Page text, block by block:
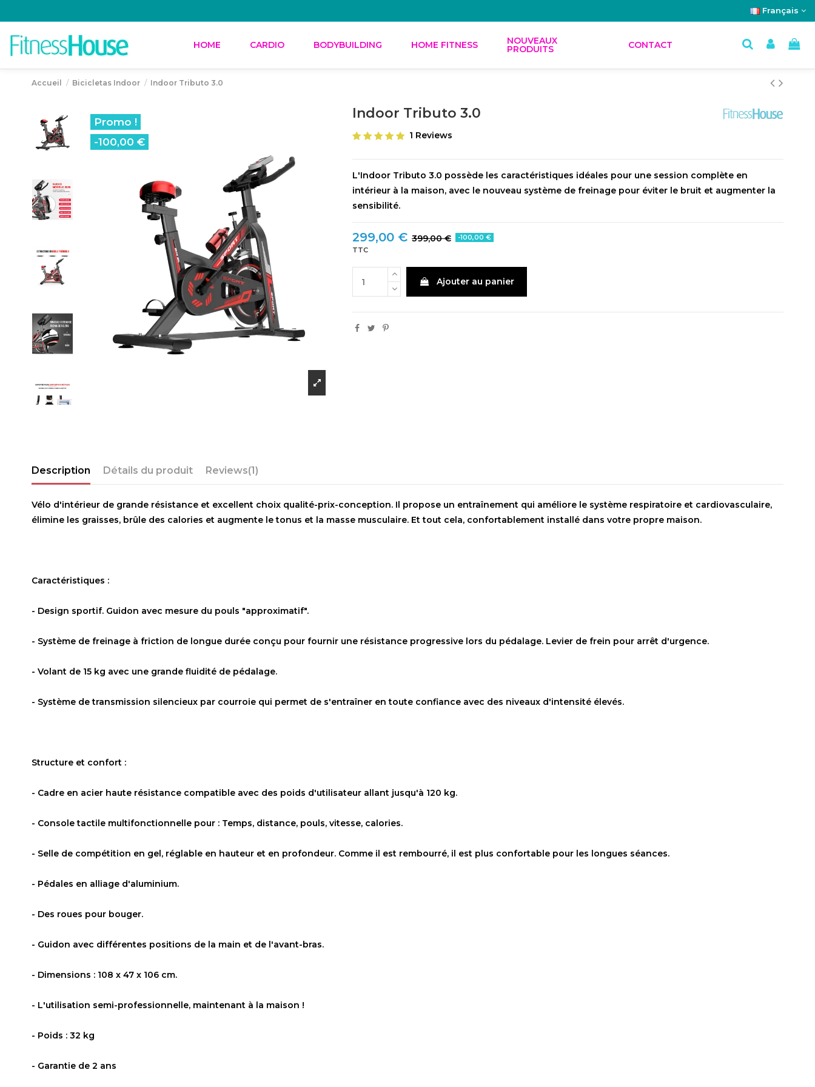
Français
HOME CARDIO BODYBUILDING HOME FITNESS NOUVEAUX
PRODUITS CONTACT
Accueil Bicicletas Indoor Indoor Tributo 3.0
Promo !
-100,00 €
Indoor Tributo 3.0
1 Reviews
L'Indoor Tributo 3.0 possède les caractéristiques idéales pour une session complète en
intérieur à la maison, avec le nouveau système de freinage pour éviter le bruit et augmenter la
sensibilité.
299,00 € 399,00 € -100,00 €
TTC
Ajouter au panier
Description Détails du produit Reviews(1)
Vélo d'intérieur de grande résistance et excellent choix qualité-prix-conception. Il propose un entraînement qui améliore le système respiratoire et cardiovasculaire,
élimine les graisses, brûle des calories et augmente le tonus et la masse musculaire. Et tout cela, confortablement installé dans votre propre maison.
Caractéristiques :
- Design sportif. Guidon avec mesure du pouls "approximatif".
- Système de freinage à friction de longue durée conçu pour fournir une résistance progressive lors du pédalage. Levier de frein pour arrêt d'urgence.
- Volant de 15 kg avec une grande fluidité de pédalage.
- Système de transmission silencieux par courroie qui permet de s'entraîner en toute confiance avec des niveaux d'intensité élevés.
Structure et confort :
- Cadre en acier haute résistance compatible avec des poids d'utilisateur allant jusqu'à 120 kg.
- Console tactile multifonctionnelle pour : Temps, distance, pouls, vitesse, calories.
- Selle de compétition en gel, réglable en hauteur et en profondeur. Comme il est rembourré, il est plus confortable pour les longues séances.
- Pédales en alliage d'aluminium.
- Des roues pour bouger.
- Guidon avec différentes positions de la main et de l'avant-bras.
- Dimensions : 108 x 47 x 106 cm.
- L'utilisation semi-professionnelle, maintenant à la maison !
- Poids : 32 kg
- Garantie de 2 ans